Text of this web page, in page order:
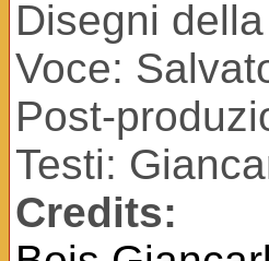
Disegni
Voce:
Post-
Testi:
Credits: